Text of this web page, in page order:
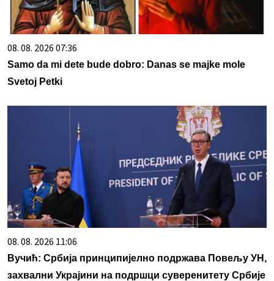
08. 08. 2026 07:36
Samo da mi dete bude dobro: Danas se majke mole
Svetoj Petki
08. 08. 2026 11:06
Вучић: Србија принципијелно подржава Повељу УН,
захвални Украјини на подршци суверенитету Србије